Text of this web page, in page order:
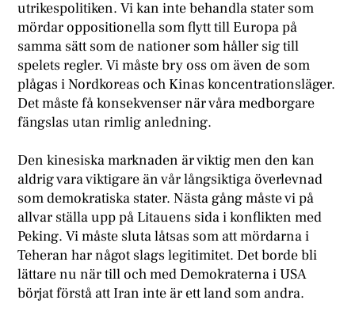
utrikespolitiken. Vi kan inte behandla stater som
mördar oppositionella som flytt till Europa på
samma sätt som de nationer som håller sig till
spelets regler. Vi måste bry oss om även de som
plågas i Nordkoreas och Kinas koncentrationsläger.
Det måste få konsekvenser när våra medborgare
fängslas utan rimlig anledning.
Den kinesiska marknaden är viktig men den kan
aldrig vara viktigare än vår långsiktiga överlevnad
som demokratiska stater. Nästa gång måste vi på
allvar ställa upp på Litauens sida i konflikten med
Peking. Vi måste sluta låtsas som att mördarna i
Teheran har något slags legitimitet. Det borde bli
lättare nu när till och med Demokraterna i USA
börjat förstå att Iran inte är ett land som andra.